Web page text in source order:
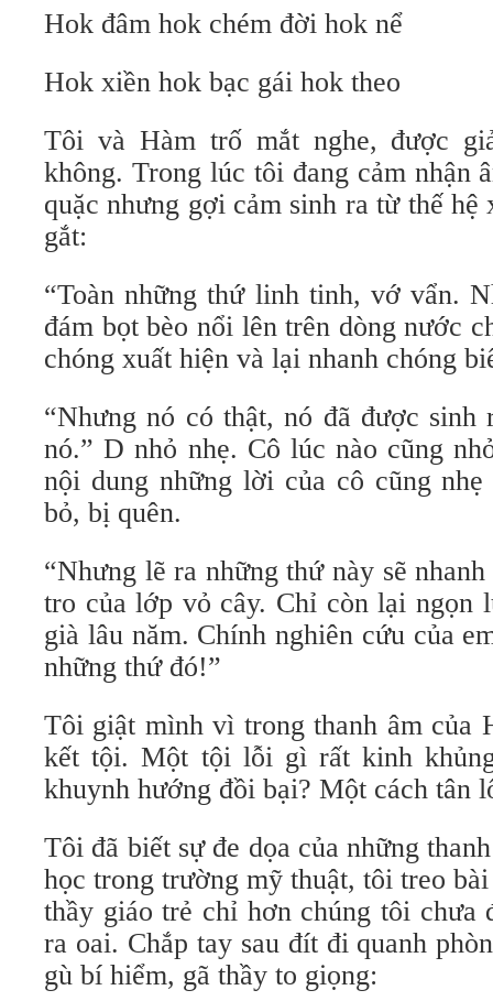
Hok đâm hok chém đời hok nể
Hok xiền hok bạc gái hok theo
Tôi và Hàm trố mắt nghe, được
không. Trong lúc tôi đang cảm nhận
quặc nhưng gợi cảm sinh ra từ thế
gắt:
“Toàn những thứ linh tinh, vớ vẩn.
đám bọt bèo nổi lên trên dòng nước
chóng xuất hiện và lại nhanh chóng
“Nhưng nó có thật, nó đã được sinh
nó.” D nhỏ nhẹ. Cô lúc nào cũng
nội dung những lời của cô cũng
bỏ, bị quên.
“Nhưng lẽ ra những thứ này sẽ
tro của lớp vỏ cây. Chỉ còn lại ngọn
già lâu năm. Chính nghiên cứu của
những thứ đó!”
Tôi giật mình vì trong thanh âm của
kết tội. Một tội lỗi gì rất kinh
khuynh hướng đồi bại? Một cách tân
Tôi đã biết sự đe dọa của những
học trong trường mỹ thuật, tôi treo
thầy giáo trẻ chỉ hơn chúng tôi chưa
ra oai. Chắp tay sau đít đi quanh
gù bí hiểm, gã thầy to giọng: